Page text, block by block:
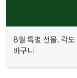
8월 특별 선물. 각도
바구니